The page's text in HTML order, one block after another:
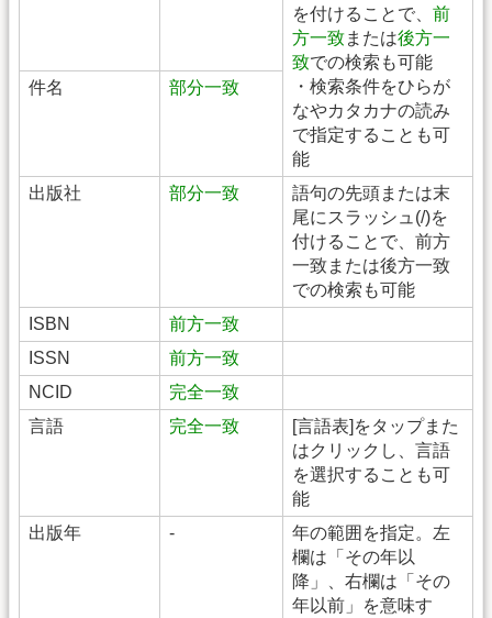
を付けることで、 前
方一致または後方一
致での検索も可能
・検索条件をひらが
なやカタカナの読み
で指定することも可
能
件名 部分一致
出版社 部分一致
語句の先頭または末
尾にスラッシュ(/)を
付けることで、前方
一致または後方一致
での検索も可能
ISBN
前方一致
ISSN
前方一致
NCID
完全一致
言語
完全一致
[言語表]をタップまた
はクリックし、言語
を選択することも可
能
出版年
-
年の範囲を指定。左
欄は「その年以
降」、右欄は「その
年以前」を意味す